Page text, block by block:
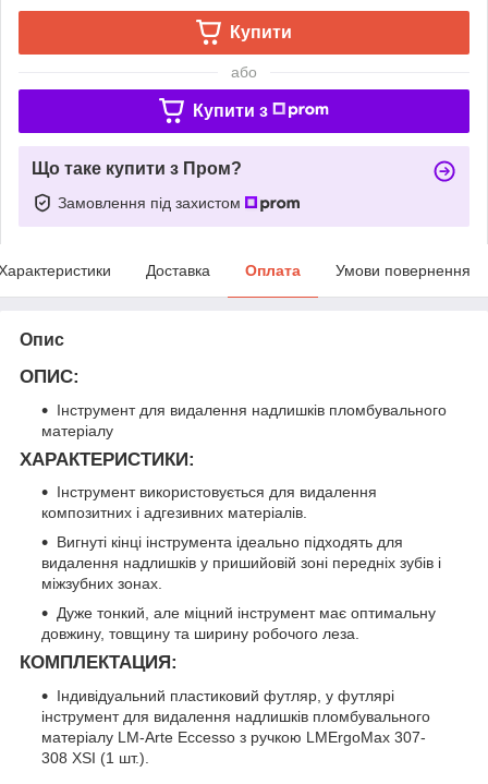
Купити
або
Купити з
Що таке купити з Пром?
Замовлення під захистом
Доставка Оплата Умови повернення
Опис
ОПИС:
Інструмент для видалення надлишків пломбувального
матеріалу
ХАРАКТЕРИСТИКИ:
Інструмент використовується для видалення
композитних і адгезивних матеріалів.
Вигнуті кінці інструмента ідеально підходять для
видалення надлишків у пришийовій зоні передніх зубів і
міжзубних зонах.
Дуже тонкий, але міцний інструмент має оптимальну
довжину, товщину та ширину робочого леза.
КОМПЛЕКТАЦИЯ:
Індивідуальний пластиковий футляр, у футлярі
інструмент для видалення надлишків пломбувального
матеріалу LM-Arte Eccesso з ручкою LMErgoMax 307-
308 XSI (1 шт.).